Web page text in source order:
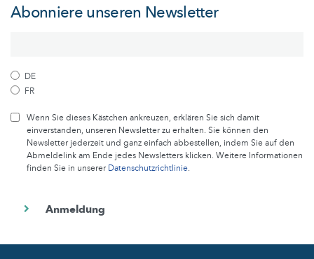
Abonniere unseren Newsletter
DE
FR
Wenn Sie dieses Kästchen ankreuzen, erklären Sie sich damit
einverstanden, unseren Newsletter zu erhalten. Sie können den
Newsletter jederzeit und ganz einfach abbestellen, indem Sie auf den
Abmeldelink am Ende jedes Newsletters klicken. Weitere Informationen
finden Sie in unsererDatenschutzrichtlinie.